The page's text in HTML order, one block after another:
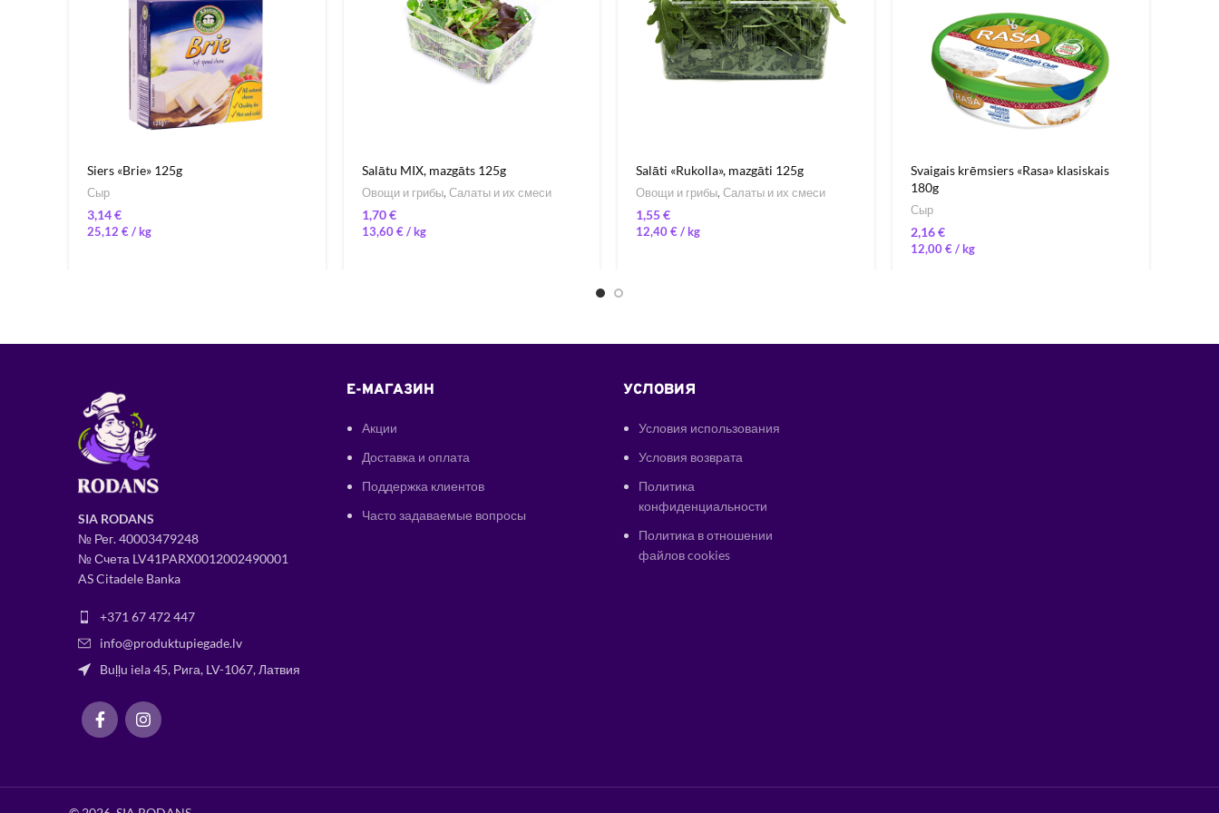
Siers «Brie» 125g
Сыр
€
25,12 €/
Salātu MIX, mazgāts 125g
Овощи и грибы, Салаты и их смеси
€
13,60€ /
Salāti «Rukolla», mazgāti 125g
Овощи и грибы,Салаты и их смеси
€
12,40€ /
Svaigais krēmsiers «Rasa» klasiskais
180g
Сыр
€
12,00€/
SIA RODANS
№ Рег.40003479248
№ Счета LV41PARX0012002490001
AS Citadele Banka
+371 67 472 447
info@produktupiegade.lv
Buļļu iela 45, Рига, LV-1067, Латвия
E-МАГАЗИН
Акции
Доставка и оплата
Поддержка клиентов
Часто задаваемые вопросы
УСЛОВИЯ
Условия использования
Условия возврата
Политика
конфиденциальности
Политика в отношении
файлов cookies